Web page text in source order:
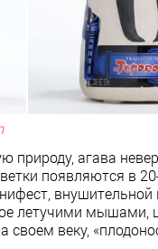
агава
появляются в
летучими мышами,
своем веку,